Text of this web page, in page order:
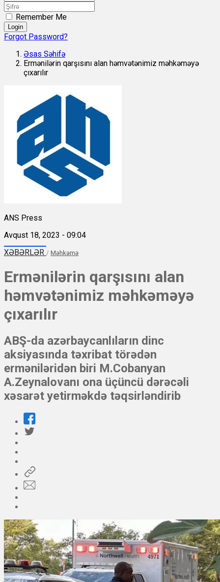
Remember Me
Login
Forgot Password?
Əsas Səhifə
Ermənilərin qarşısını alan həmvətənimiz məhkəməyə
çıxarılır
ANS Press
Avqust 18, 2023 - 09:04
XƏBƏRLƏR / Məhkəmə
Ermənilərin qarşısını alan
həmvətənimiz məhkəməyə
çıxarılır
ABŞ-da azərbaycanlıların dinc
aksiyasında təxribat törədən
erməniləridən biri M.Cobanyan
A.Zeynalovanı ona üçüncü dərəcəli
xəsarət yetirməkdə təqsirləndirib